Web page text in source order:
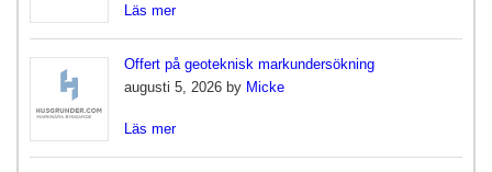
Läs mer
Offert på geoteknisk markundersökning
augusti 5, 2026 by Micke
Läs mer